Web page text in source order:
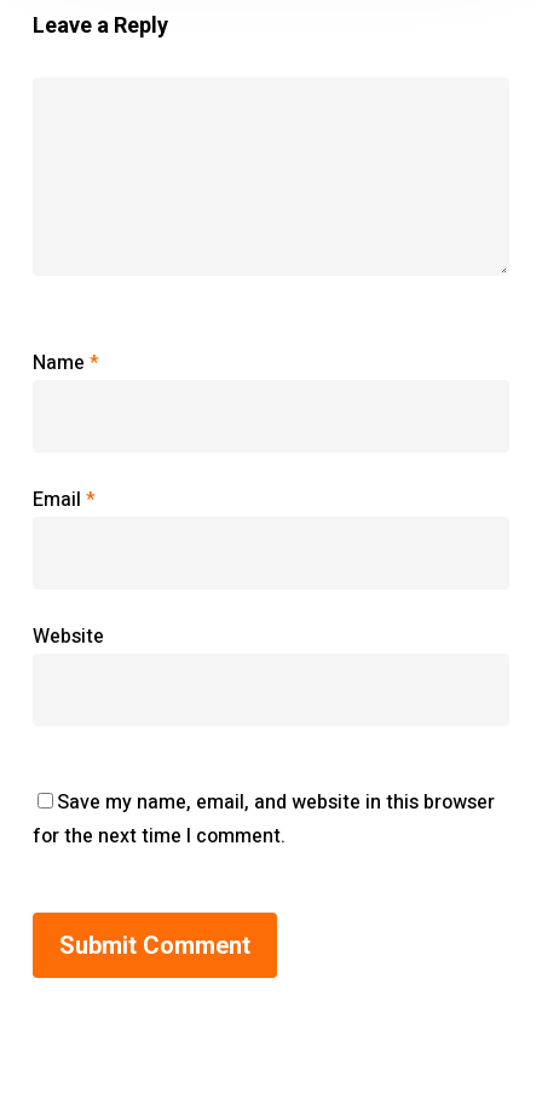
Leave a Reply
Name *
Email *
Website
Save my name, email, and website in this browser
for the next time I comment.